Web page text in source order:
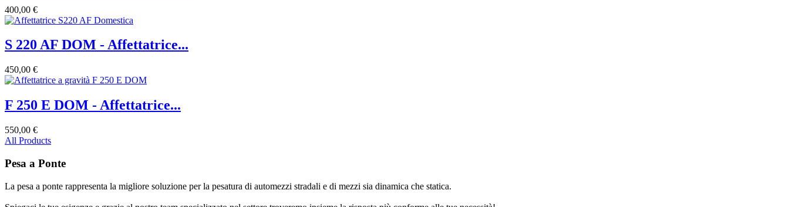
400,00 €
S 220 AF DOM - Affettatrice...
450,00 €
F 250 E DOM - Affettatrice...
550,00 €
All Products
Pesa a Ponte
La pesa a ponte rappresenta la migliore soluzione per la pesatura di automezzi stradali e di mezzi sia dinamica che statica.